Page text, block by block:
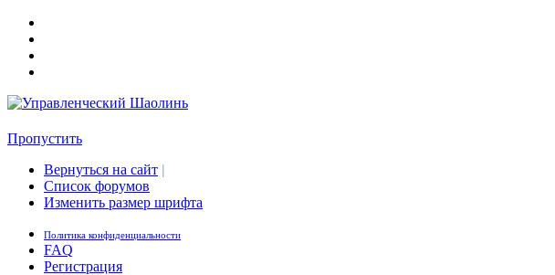
Пропустить
Вернуться на сайт |
Список форумов
Изменить размер шрифта
Политика конфиденциальности
FAQ
Регистрация